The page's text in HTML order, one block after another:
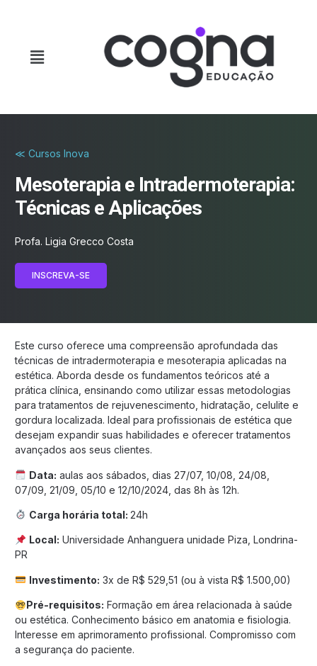
≪ Cursos Inova
Mesoterapia e Intradermoterapia:
Técnicas e Aplicações
Profa. Ligia Grecco Costa
INSCREVA-SE
Este curso oferece uma compreensão aprofundada das
técnicas de intradermoterapia e mesoterapia aplicadas na
estética. Aborda desde os fundamentos teóricos até a
prática clínica, ensinando como utilizar essas metodologias
para tratamentos de rejuvenescimento, hidratação, celulite e
gordura localizada. Ideal para profissionais de estética que
desejam expandir suas habilidades e oferecer tratamentos
avançados aos seus clientes.
Data: aulas aos sábados, dias 27/07, 10/08, 24/08,
07/09, 21/09, 05/10 e 12/10/2024, das 8h às 12h.
Carga horária total: 24h
Local: Universidade Anhanguera unidade Piza, Londrina-
PR
Investimento: 3x de R$ 529,51 (ou à vista R$ 1.500,00)
Pré-requisitos: Formação em área relacionada à saúde
ou estética. Conhecimento básico em anatomia e fisiologia.
Interesse em aprimoramento profissional. Compromisso com
a segurança do paciente.